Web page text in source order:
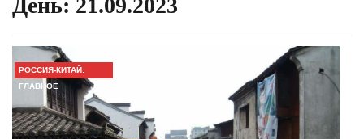
День: 21.09.2023
РОССИЯ-КИТАЙ:
ГЛАВНОЕ